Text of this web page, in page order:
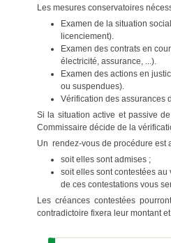
Les mesures conservatoires
Examen de la situation
licenciement).
Examen des contrats en
électricité, assurance, ...).
Examen des actions en
ou suspendues).
Vérification des assurances
Si la situation active et passive
Commissaire décide de la
Un rendez-vous de procédure est
soit elles sont admises ;
soit elles sont contestées
de ces contestations vous
Les créances contestées
contradictoire fixera leur montant